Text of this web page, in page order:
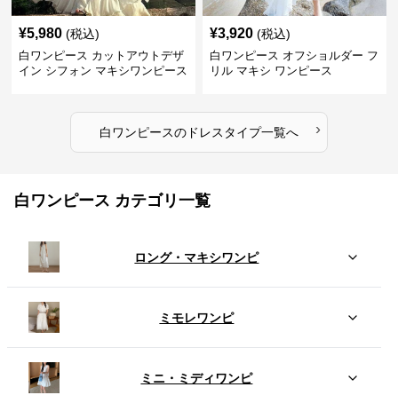
¥5,980 (税込)
白ワンピース カットアウトデザ
イン シフォン マキシワンピース
¥3,920 (税込)
白ワンピース オフショルダー フ
リル マキシ ワンピース
白ワンピースのドレスタイプ一覧へ ›
白ワンピース カテゴリ一覧
ロング・マキシワンピ
ミモレワンピ
ミニ・ミディワンピ